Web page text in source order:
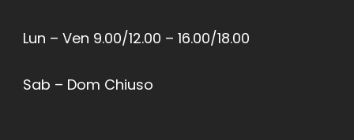
Lun – Ven 9.00/12.00 – 16.00/18.00
Sab – Dom Chiuso